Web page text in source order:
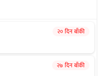
२० दिन बाँकी
२७ दिन बाँकी